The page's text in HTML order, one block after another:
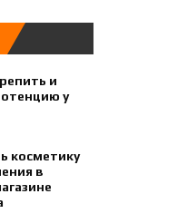
и
у
косметику
в